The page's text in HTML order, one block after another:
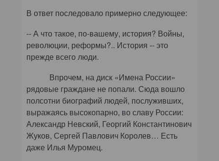
В ответ последовало примерно следующее:
-- А что такое, по-вашему, история? Войны,
революции, реформы?.. История -- это
прежде всего люди.
Впрочем, на диск «Имена России»
рядовые граждане не попали. Сюда вошло
полсотни биографий людей, послуживших,
выражаясь высокопарно, во славу России:
Александр Невский, Георгий Константинович
Жуков, Сергей Павлович Королев… Есть
даже Илья Муромец.